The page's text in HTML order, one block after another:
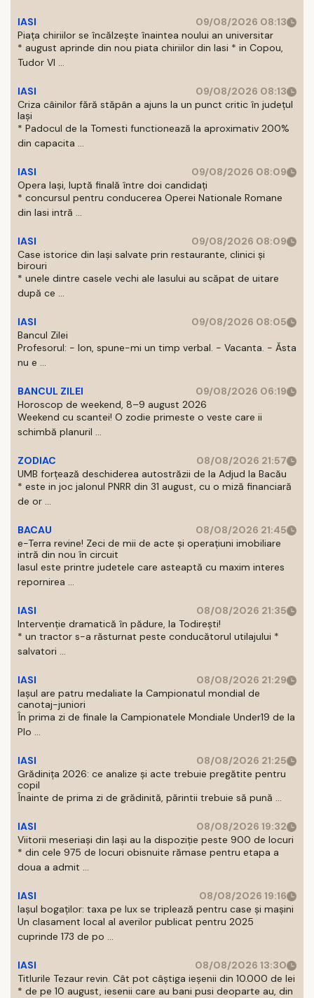
IASI
09/08/2026 08:13
Piața chiriilor se încălzește înaintea noului an universitar
* august aprinde din nou piata chiriilor din Iasi * in Copou,
Tudor Vl ...
IASI
09/08/2026 08:13
Criza câinilor fără stăpân a ajuns la un punct critic în județul
Iași
* Padocul de la Tomesti functionează la aproximativ 200%
din capacita ...
IASI
09/08/2026 08:09
Opera Iași, luptă finală între doi candidați
* concursul pentru conducerea Operei Nationale Romane
din Iasi intră ...
IASI
09/08/2026 08:09
Case istorice din Iași salvate prin restaurante, clinici și
birouri
* unele dintre casele vechi ale Iasului au scăpat de uitare
după ce ...
IASI
09/08/2026 08:05
Bancul Zilei
Profesorul: - Ion, spune-mi un timp verbal. - Vacanta. - Ăsta
nu e ...
BANCUL ZILEI
09/08/2026 06:19
Horoscop de weekend, 8–9 august 2026
Weekend cu scantei! O zodie primeste o veste care ii
schimbă planuril ...
ZODIAC
08/08/2026 21:57
UMB forțează deschiderea autostrăzii de la Adjud la Bacău
* este in joc jalonul PNRR din 31 august, cu o miză financiară
de or ...
BACAU
08/08/2026 21:45
e-Terra revine! Zeci de mii de acte și operațiuni imobiliare
intră din nou în circuit
Iasul este printre judetele care asteaptă cu maxim interes
repornirea ...
IASI
08/08/2026 21:35
Intervenție dramatică în pădure, la Todirești!
* un tractor s-a răsturnat peste conducătorul utilajului *
salvatori ...
IASI
08/08/2026 21:29
Iaşul are patru medaliate la Campionatul mondial de
canotaj-juniori
În prima zi de finale la Campionatele Mondiale Under19 de la
Plo ...
IASI
08/08/2026 21:25
Grădinița 2026: ce analize și acte trebuie pregătite pentru
copil
Înainte de prima zi de grădinită, părintii trebuie să pună ...
IASI
08/08/2026 19:32
Viitorii meseriași din Iași au la dispoziție peste 900 de locuri
* din cele 975 de locuri obisnuite rămase pentru etapa a
doua a admit ...
IASI
08/08/2026 19:16
Iașul bogaților: taxa pe lux se triplează pentru case și mașini
Un clasament local al averilor publicat pentru 2025
cuprinde 173 de po ...
IASI
08/08/2026 13:30
Titlurile Tezaur revin. Cât pot câștiga ieșenii din 10.000 de lei
* de pe 10 august, iesenii care au bani pusi deoparte au, din